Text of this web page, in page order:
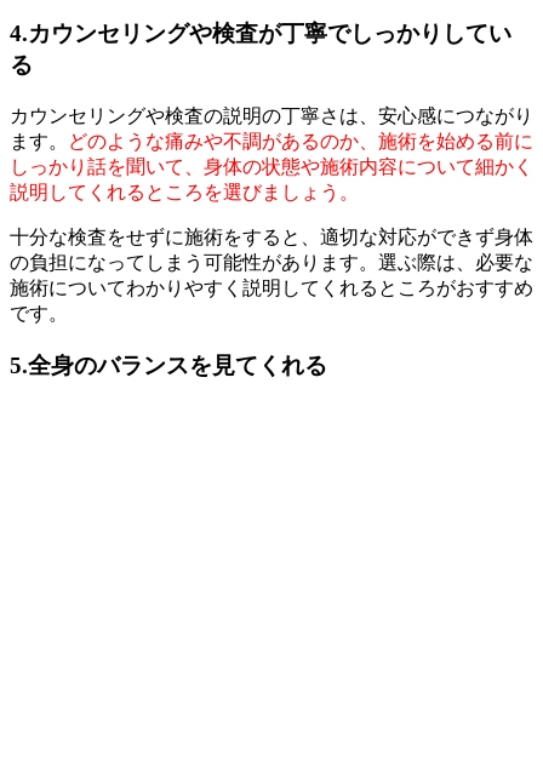
4.カウンセリングや検査が丁寧でしっかりしてい
る
カウンセリングや検査の説明の丁寧さは、安心感につながり
ます。
どのような痛みや不調があるのか、施術を始める前に
しっかり話を聞いて、身体の状態や施術内容について細かく
説明してくれるところを選びましょう。
十分な検査をせずに施術をすると、適切な対応ができず身体
の負担になってしまう可能性があります。選ぶ際は、必要な
施術についてわかりやすく説明してくれるところがおすすめ
です。
5.全身のバランスを見てくれる